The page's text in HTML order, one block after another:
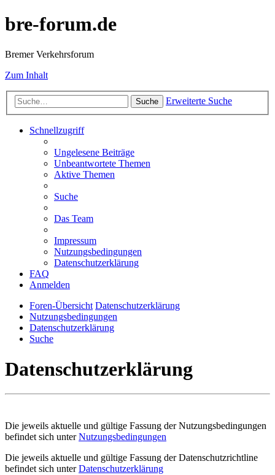
bre-forum.de
Bremer Verkehrsforum
Zum Inhalt
Suche Erweiterte Suche
Schnellzugriff
Ungelesene Beiträge
Unbeantwortete Themen
Aktive Themen
Suche
Das Team
Impressum
Nutzungsbedingungen
Datenschutzerklärung
FAQ
Anmelden
Foren-Übersicht Datenschutzerklärung
Nutzungsbedingungen
Datenschutzerklärung
Suche
Datenschutzerklärung
Die jeweils aktuelle und gültige Fassung der Nutzungsbedingungen
befindet sich unterNutzungsbedingungen
Die jeweils aktuelle und gültige Fassung der Datenschutzrichtline
befindet sich unterDatenschutzerklärung